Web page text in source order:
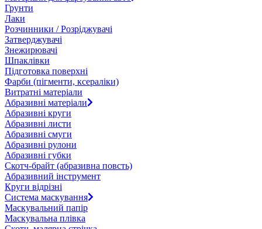
Грунти
Лаки
Розчинники / Розріджувачі
Затверджувачі
Знежирювачі
Шпаклівки
Підготовка поверхні
Фарби (пігменти, ксераліки)
Витратні матеріали
Абразивні матеріали
Абразивні круги
Абразивні листи
Абразивні смуги
Абразивні рулони
Абразивні губки
Скотч-брайт (абразивна повсть)
Абразивний інструмент
Круги відрізні
Система маскування
Маскувальний папір
Маскувальна плівка